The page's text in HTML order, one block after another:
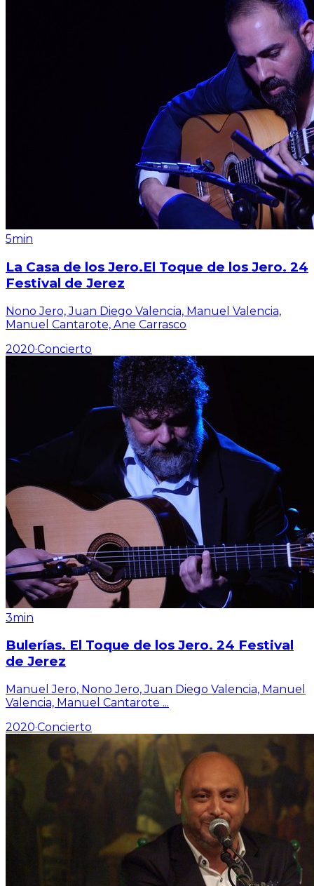
5min
La Casa de los Jero.El Toque de los Jero. 24
Festival de Jerez
Nono Jero, Juan Diego Valencia, Manuel Valencia,
Manuel Cantarote, Ane Carrasco
2020·Concierto
3min
Bulerías. El Toque de los Jero. 24 Festival
de Jerez
Manuel Jero, Nono Jero, Juan Diego Valencia, Manuel
Valencia, Manuel Cantarote ...
2020·Concierto